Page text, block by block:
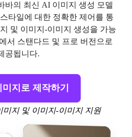
바의 최신 AI 이미지 생성 모델
타일에 대한 정확한 제어를 통
및 이미지-이미지 생성을 가능
서 스탠다드 및 프로 버전으로
공됩니다.
지로 제작하기
미지 및 이미지-이미지 지원